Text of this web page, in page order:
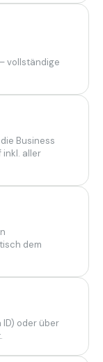
vollständige
Business
inkl. aller
dem
oder über